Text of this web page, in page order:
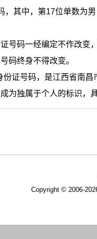
，其中，第17位单数为男
号码一经编定不作改变
码终身不得改变。
份证号码，是江西省南
为独属于个人的标识，
Copyright © 2006-